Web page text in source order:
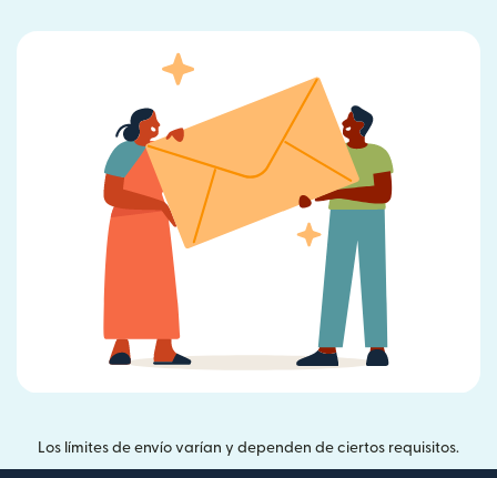
Los límites de envío varían y dependen de ciertos requisitos.